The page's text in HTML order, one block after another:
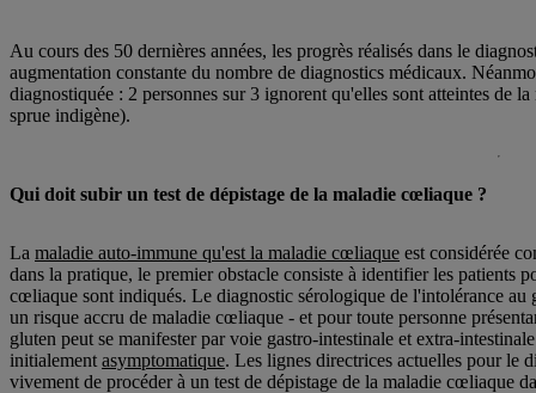
Au cours des 50 dernières années, les progrès réalisés dans le
augmentation constante du nombre de diagnostics médicaux.
diagnostiquée : 2 personnes sur 3 ignorent qu'elles sont atteintes de
sprue indigène).
Qui doit subir un test de dépistage de la maladie cœliaque ?
La maladie auto-immune qu'est la maladie cœliaque est considérée
dans la pratique, le premier obstacle consiste à identifier les patients
cœliaque sont indiqués. Le diagnostic sérologique de l'intolérance au
un risque accru de maladie cœliaque - et pour toute personne
gluten peut se manifester par voie gastro-intestinale et extra-
initialement asymptomatique. Les lignes directrices actuelles pour le
vivement de procéder à un test de dépistage de la maladie cœliaque